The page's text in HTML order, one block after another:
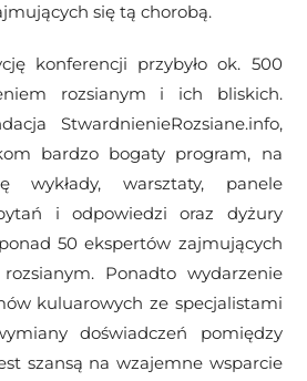
się tą chorobą.
konferencji przybyło ok. 500
rozsianym i ich bliskich.
StwardnienieRozsiane.info,
bardzo bogaty program, na
wykłady, warsztaty, panele
i odpowiedzi oraz dyżury
50 ekspertów zajmujących
Ponadto wydarzenie
kuluarowych ze specjalistami
doświadczeń pomiędzy
szansą na wzajemne wsparcie